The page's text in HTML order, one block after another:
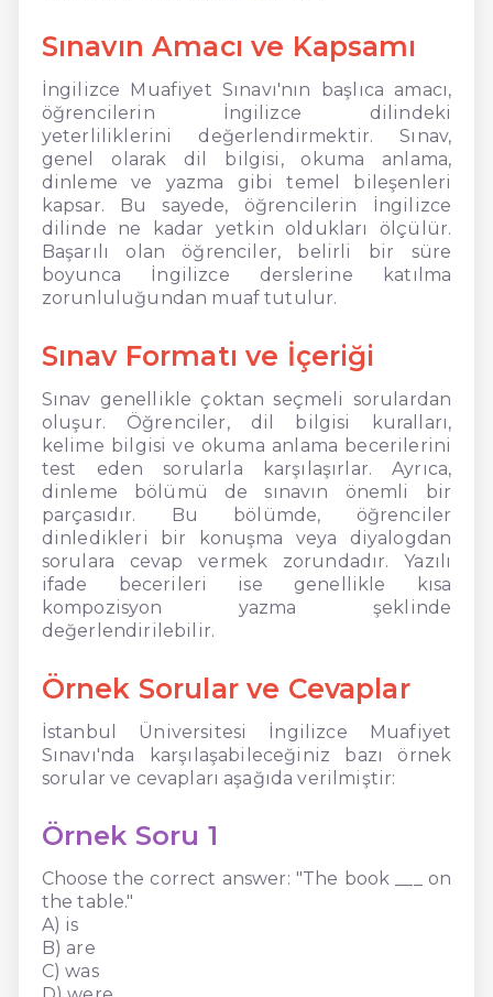
Sınavın Amacı ve Kapsamı
İngilizce Muafiyet Sınavı'nın başlıca amacı,
öğrencilerin İngilizce dilindeki
yeterliliklerini değerlendirmektir. Sınav,
genel olarak dil bilgisi, okuma anlama,
dinleme ve yazma gibi temel bileşenleri
kapsar. Bu sayede, öğrencilerin İngilizce
dilinde ne kadar yetkin oldukları ölçülür.
Başarılı olan öğrenciler, belirli bir süre
boyunca İngilizce derslerine katılma
zorunluluğundan muaf tutulur.
Sınav Formatı ve İçeriği
Sınav genellikle çoktan seçmeli sorulardan
oluşur. Öğrenciler, dil bilgisi kuralları,
kelime bilgisi ve okuma anlama becerilerini
test eden sorularla karşılaşırlar. Ayrıca,
dinleme bölümü de sınavın önemli bir
parçasıdır. Bu bölümde, öğrenciler
dinledikleri bir konuşma veya diyalogdan
sorulara cevap vermek zorundadır. Yazılı
ifade becerileri ise genellikle kısa
kompozisyon yazma şeklinde
değerlendirilebilir.
Örnek Sorular ve Cevaplar
İstanbul Üniversitesi İngilizce Muafiyet
Sınavı'nda karşılaşabileceğiniz bazı örnek
sorular ve cevapları aşağıda verilmiştir:
Örnek Soru 1
Choose the correct answer: "The book ___ on
the table."
A) is
B) are
C) was